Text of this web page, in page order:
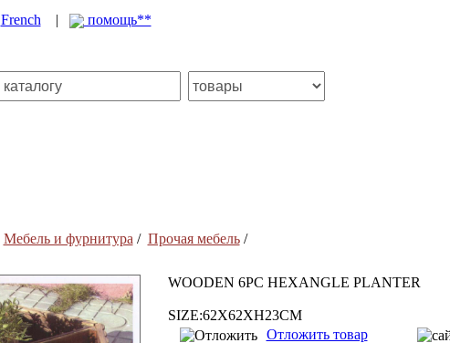
French | помощь**
Мебель и фурнитура / Прочая мебель/
WOODEN 6PC HEXANGLE PLANTER
SIZE:62X62XH23CM
Отложить товар